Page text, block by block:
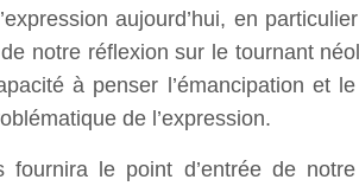
aujourd’hui, en
notre réflexion sur le tournant
à penser l’émancipation et
de l’expression.
fournira le point d’entrée de